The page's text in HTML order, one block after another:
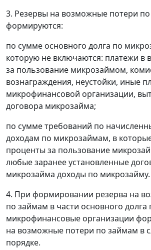
3. Резервы на возможные потери
формируются:
по сумме основного долга по
которую не включаются: платежи в
за пользование микрозаймом,
вознаграждения, неустойки, иные
микрофинансовой организации,
договора микрозайма;
по сумме требований по
доходам по микрозаймам, в
проценты за пользование
любые заранее установленные
микрозайма доходы по микрозайму.
4. При формировании резерва на
по займам в части основного
микрофинансовые организации
на возможные потери по займам в
порядке.